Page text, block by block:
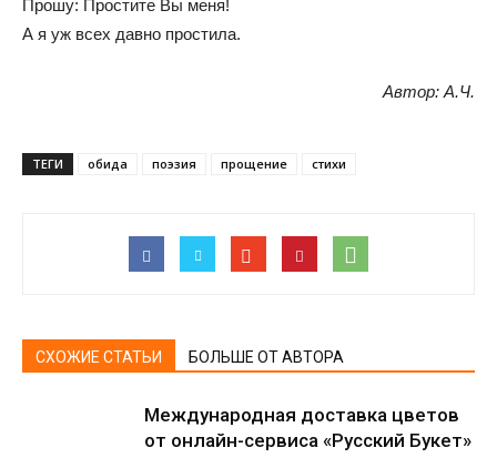
Прошу: Простите Вы меня!
А я уж всех давно простила.
Автор: А.Ч.
ТЕГИ обида поэзия прощение стихи
СХОЖИЕ СТАТЬИ БОЛЬШЕ ОТ АВТОРА
Международная доставка цветов
от онлайн-сервиса «Русский Букет»